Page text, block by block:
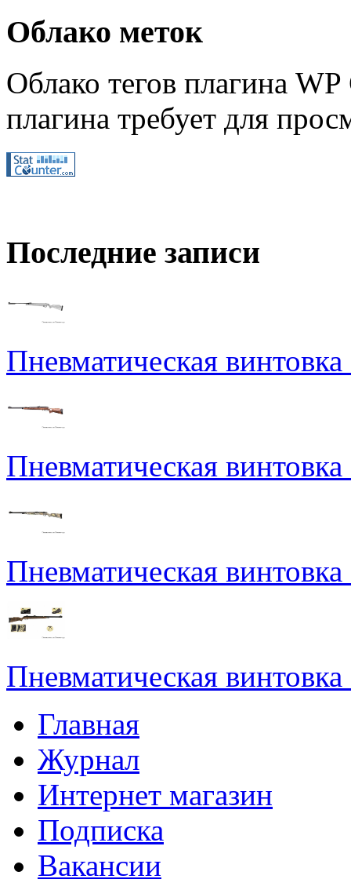
Облако меток
Облако тегов плагина
плагина требует для
Последние записи
Пневматическая
Пневматическая
Пневматическая
Пневматическая
Главная
Журнал
Интернет магазин
Подписка
Вакансии